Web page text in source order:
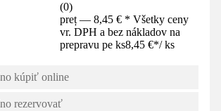
(0)
preț — 8,45 € * Všetky ceny
vr. DPH a bez nákladov na
prepravu pe ks8,45 €*/ ks
kúpiť online
rezervovať